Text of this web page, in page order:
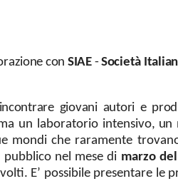
con SIAE -Società
giovani autori e
un laboratorio intensivo, un
mondi che raramente
nel mese di marzo
E’ possibile presentare le